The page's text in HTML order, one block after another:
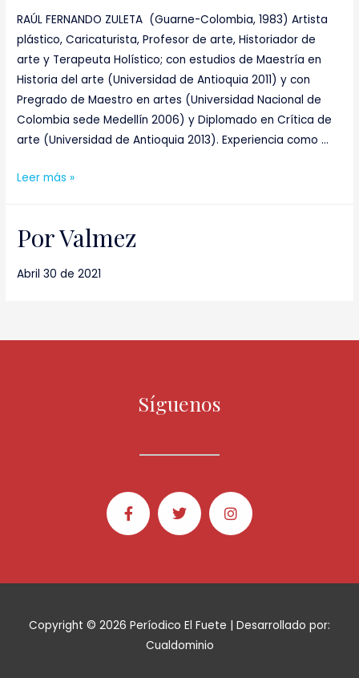
RAÚL FERNANDO ZULETA (Guarne-Colombia, 1983) Artista
plástico, Caricaturista, Profesor de arte, Historiador de
arte y Terapeuta Holístico; con estudios de Maestría en
Historia del arte (Universidad de Antioquia 2011) y con
Pregrado de Maestro en artes (Universidad Nacional de
Colombia sede Medellín 2006) y Diplomado en Crítica de
arte (Universidad de Antioquia 2013). Experiencia como …
Leer más »
Por Valmez
Abril 30 de 2021
Síguenos
Copyright © 2026 Períodico El Fuete | Desarrollado por:
Cualdominio